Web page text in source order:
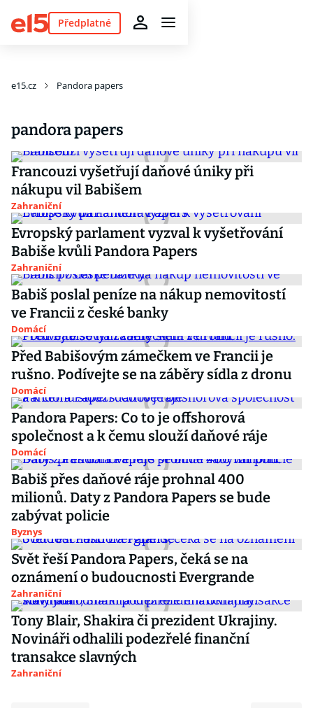
Předplatné
e15.cz Pandora papers
pandora papers
Francouzi vyšetřují daňové úniky při
nákupu vil Babišem
Zahraniční
Evropský parlament vyzval k vyšetřování
Babiše kvůli Pandora Papers
Zahraniční
Babiš poslal peníze na nákup nemovitostí
ve Francii z české banky
Domácí
Před Babišovým zámečkem ve Francii je
rušno. Podívejte se na záběry sídla z dronu
Domácí
Pandora Papers: Co to je offshorová
společnost a k čemu slouží daňové ráje
Domácí
Babiš přes daňové ráje prohnal 400
milionů. Daty z Pandora Papers se bude
zabývat policie
Byznys
Svět řeší Pandora Papers, čeká se na
oznámení o budoucnosti Evergrande
Zahraniční
Tony Blair, Shakira či prezident Ukrajiny.
Novináři odhalili podezřelé finanční
transakce slavných
Zahraniční